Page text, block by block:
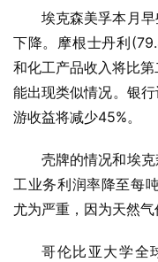
埃克森美孚本月
下降。摩根士丹利
和化工产品收入将比
能出现类似情况。银
游收益将减少45%。
壳牌的情况和埃
工业务利润率降至每
尤为严重，因为天然气
哥伦比亚大学全